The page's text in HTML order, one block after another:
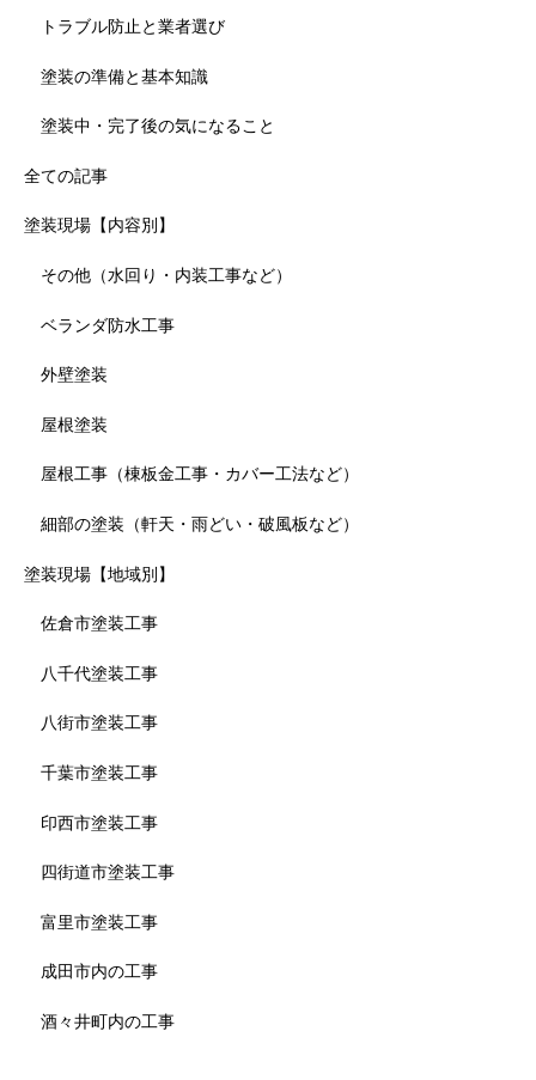
トラブル防止と業者選び
塗装の準備と基本知識
塗装中・完了後の気になること
全ての記事
塗装現場【内容別】
その他（水回り・内装工事など）
ベランダ防水工事
外壁塗装
屋根塗装
屋根工事（棟板金工事・カバー工法など）
細部の塗装（軒天・雨どい・破風板など）
塗装現場【地域別】
佐倉市塗装工事
八千代塗装工事
八街市塗装工事
千葉市塗装工事
印西市塗装工事
四街道市塗装工事
富里市塗装工事
成田市内の工事
酒々井町内の工事